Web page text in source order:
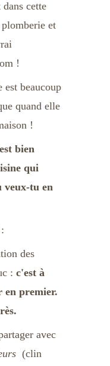
dans cette
et
!
beaucoup
quand elle
!
bien
qui
veux-tu en
des
: c'est à
en premier.
avec
(clin